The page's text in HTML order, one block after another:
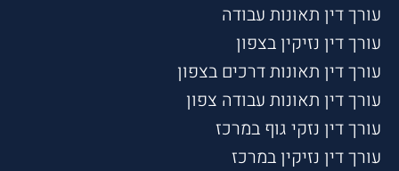
עורך דין תאונות עבודה
עורך דין נזיקין בצפון
עורך דין תאונות דרכים בצפון
עורך דין תאונות עבודה צפון
עורך דין נזקי גוף במרכז
עורך דין נזיקין במרכז